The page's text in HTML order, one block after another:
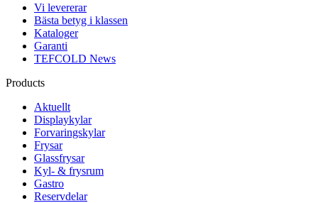
Vi levererar
Bästa betyg i klassen
Kataloger
Garanti
TEFCOLD News
Products
Aktuellt
Displaykylar
Forvaringskylar
Frysar
Glassfrysar
Kyl- & frysrum
Gastro
Reservdelar